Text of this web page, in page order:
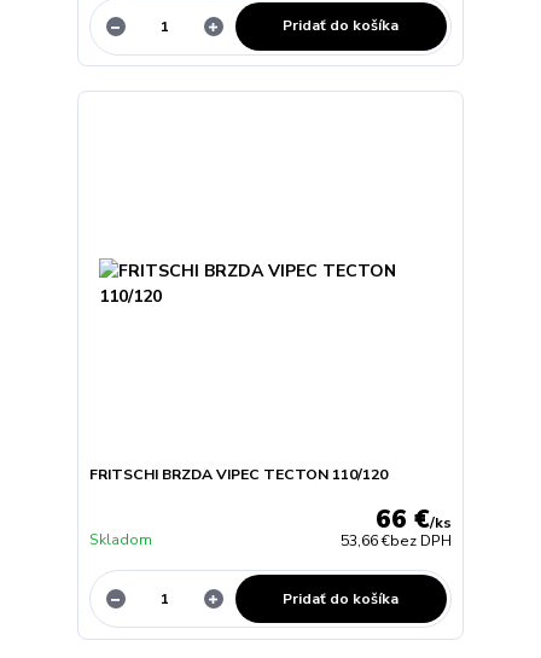
Pridať do košíka
FRITSCHI BRZDA VIPEC TECTON 110/120
66 €/ks
53,66 €bez DPH
Skladom
Pridať do košíka